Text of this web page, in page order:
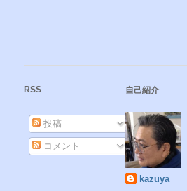
RSS
投稿
コメント
自己紹介
kazuya